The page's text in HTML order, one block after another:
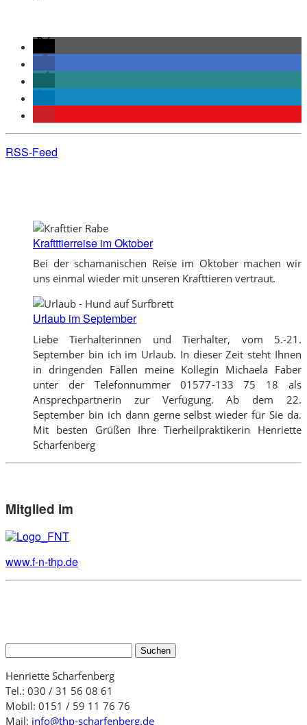
RSS-Feed
Kraftttierreise im Oktober
Bei der schamanischen Reise im Oktober machen wir
uns einmal wieder mit unseren Krafttieren vertraut.
Urlaub im September
Liebe Tierhalterinnen und Tierhalter, vom 5.-21.
September bin ich im Urlaub. In dieser Zeit steht Ihnen
in dringenden Fällen meine Kollegin Michaela Faber
unter der Telefonnummer 01577-133 75 18 als
Ansprechpartnerin zur Verfügung. Ab dem 22.
September bin ich dann gerne selbst wieder für Sie da.
Mit besten Grüßen Ihre Tierheilpraktikerin Henriette
Scharfenberg
Mitglied im
www.f-n-thp.de
Henriette Scharfenberg
Tel.: 030 / 31 56 08 61
Mobil: 0151 / 59 11 76 76
Mail: info@thp-scharfenberg.de